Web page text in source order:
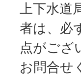
上下水道
者は、必
点がござ
お問合せ